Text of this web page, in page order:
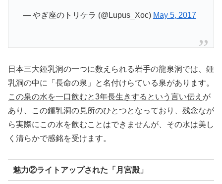
— やぎ座のトリケラ (@Lupus_Xoc) May 5, 2017
日本三大鍾乳洞の一つに数えられる岩手の龍泉洞では、鍾
乳洞の中に「長命の泉」と名付けらている泉があります。
この泉の水を一口飲むと3年長生きするという言い伝え が
あり、この鍾乳洞の見所のひとつとなっており、残念なが
ら実際にこの水を飲むことはできませんが、その水は美し
く清らかで感銘を受けます。
魅力②ライトアップされた「月宮殿」